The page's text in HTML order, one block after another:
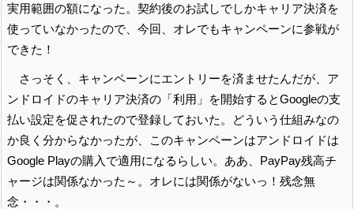
実用範囲の額になった。契約後のお試しでしかキャリア決済を
使っていなかったので、今回、オレでもキャンペーンに参戦が
できた！
さっそく、キャンペーンにエントリーを済ませたんだが、ア
ンドロイドのキャリア決済の「利用」を開始するとGoogleの支
払い設定を促されたので登録しておいた。どういう仕組みなの
か良く分からなかったが、このキャンペーンはアンドロイドは
Google Playの購入で適用になるらしい。ああ、PayPay残高チ
ャージは関係なかった～。オレには関係がないっ！残念無
念・・・。